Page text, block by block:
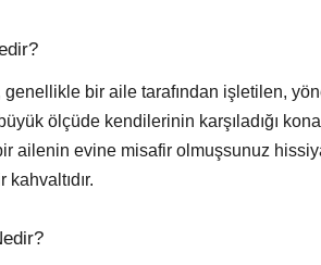
genellikle bir aile tarafından işletilen,
büyük ölçüde kendilerinin karşıladığı
ailenin evine misafir olmuşsunuz